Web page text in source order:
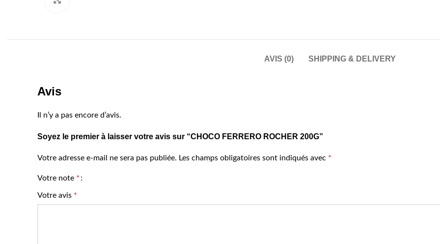
AVIS (0) SHIPPING & DELIVERY
Avis
Il n’y a pas encore d’avis.
Soyez le premier à laisser votre avis sur “CHOCO FERRERO ROCHER 200G”
Votre adresse e-mail ne sera pas publiée. Les champs obligatoires sont indiqués avec *
Votre note *
Votre avis *